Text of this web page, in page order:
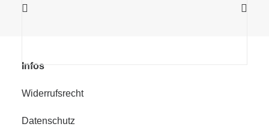
Infos
Widerrufsrecht
Datenschutz